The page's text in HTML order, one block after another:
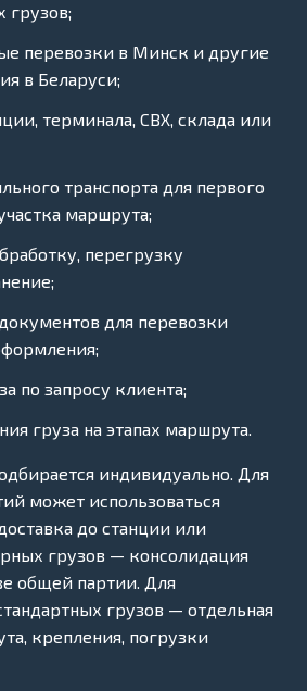
перевозки в Минск и другие
в Беларуси;
терминала, СВХ, склада или
транспорта для первого
маршрута;
перегрузку
для перевозки
по запросу клиента;
груза на этапах маршрута.
индивидуально. Для
может использоваться
до станции или
грузов — консолидация
общей партии. Для
грузов — отдельная
крепления, погрузки